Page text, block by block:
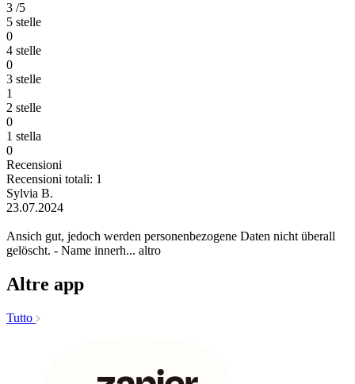
3 /5
5 stelle
0
4 stelle
0
3 stelle
1
2 stelle
0
1 stella
0
Recensioni
Recensioni totali: 1
Sylvia B.
23.07.2024
Ansich gut, jedoch werden personenbezogene Daten nicht überall
gelöscht. - Name innerh... altro
Altre app
Tutto